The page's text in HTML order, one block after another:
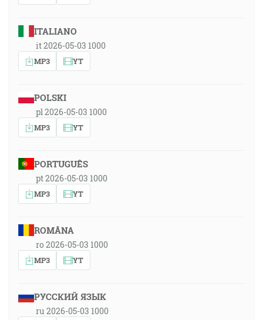
ITALIANO
it 2026-05-03 1000
MP3 YT
POLSKI
pl 2026-05-03 1000
MP3 YT
PORTUGUÊS
pt 2026-05-03 1000
MP3 YT
ROMÂNA
ro 2026-05-03 1000
MP3 YT
РУССКИЙ ЯЗЫК
ru 2026-05-03 1000